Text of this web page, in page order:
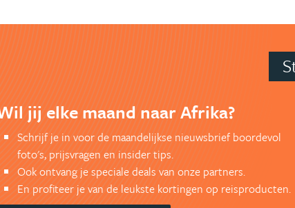
jij elke maand naar Afrika?
Schrijf je in voor de maandelijkse nieuwsbrief boordevol
foto's, prijsvragen en insider tips.
Ook ontvang je speciale deals van onze partners.
En profiteer je van de leukste kortingen op reisproducten.